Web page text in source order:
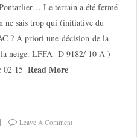
Le terrain a été fermé
ne sais trop qui (initiative du
? A priori une décision de la
neige. LFFA- D 9182/ 10 A )
02 15 Read More
Leave A Comment